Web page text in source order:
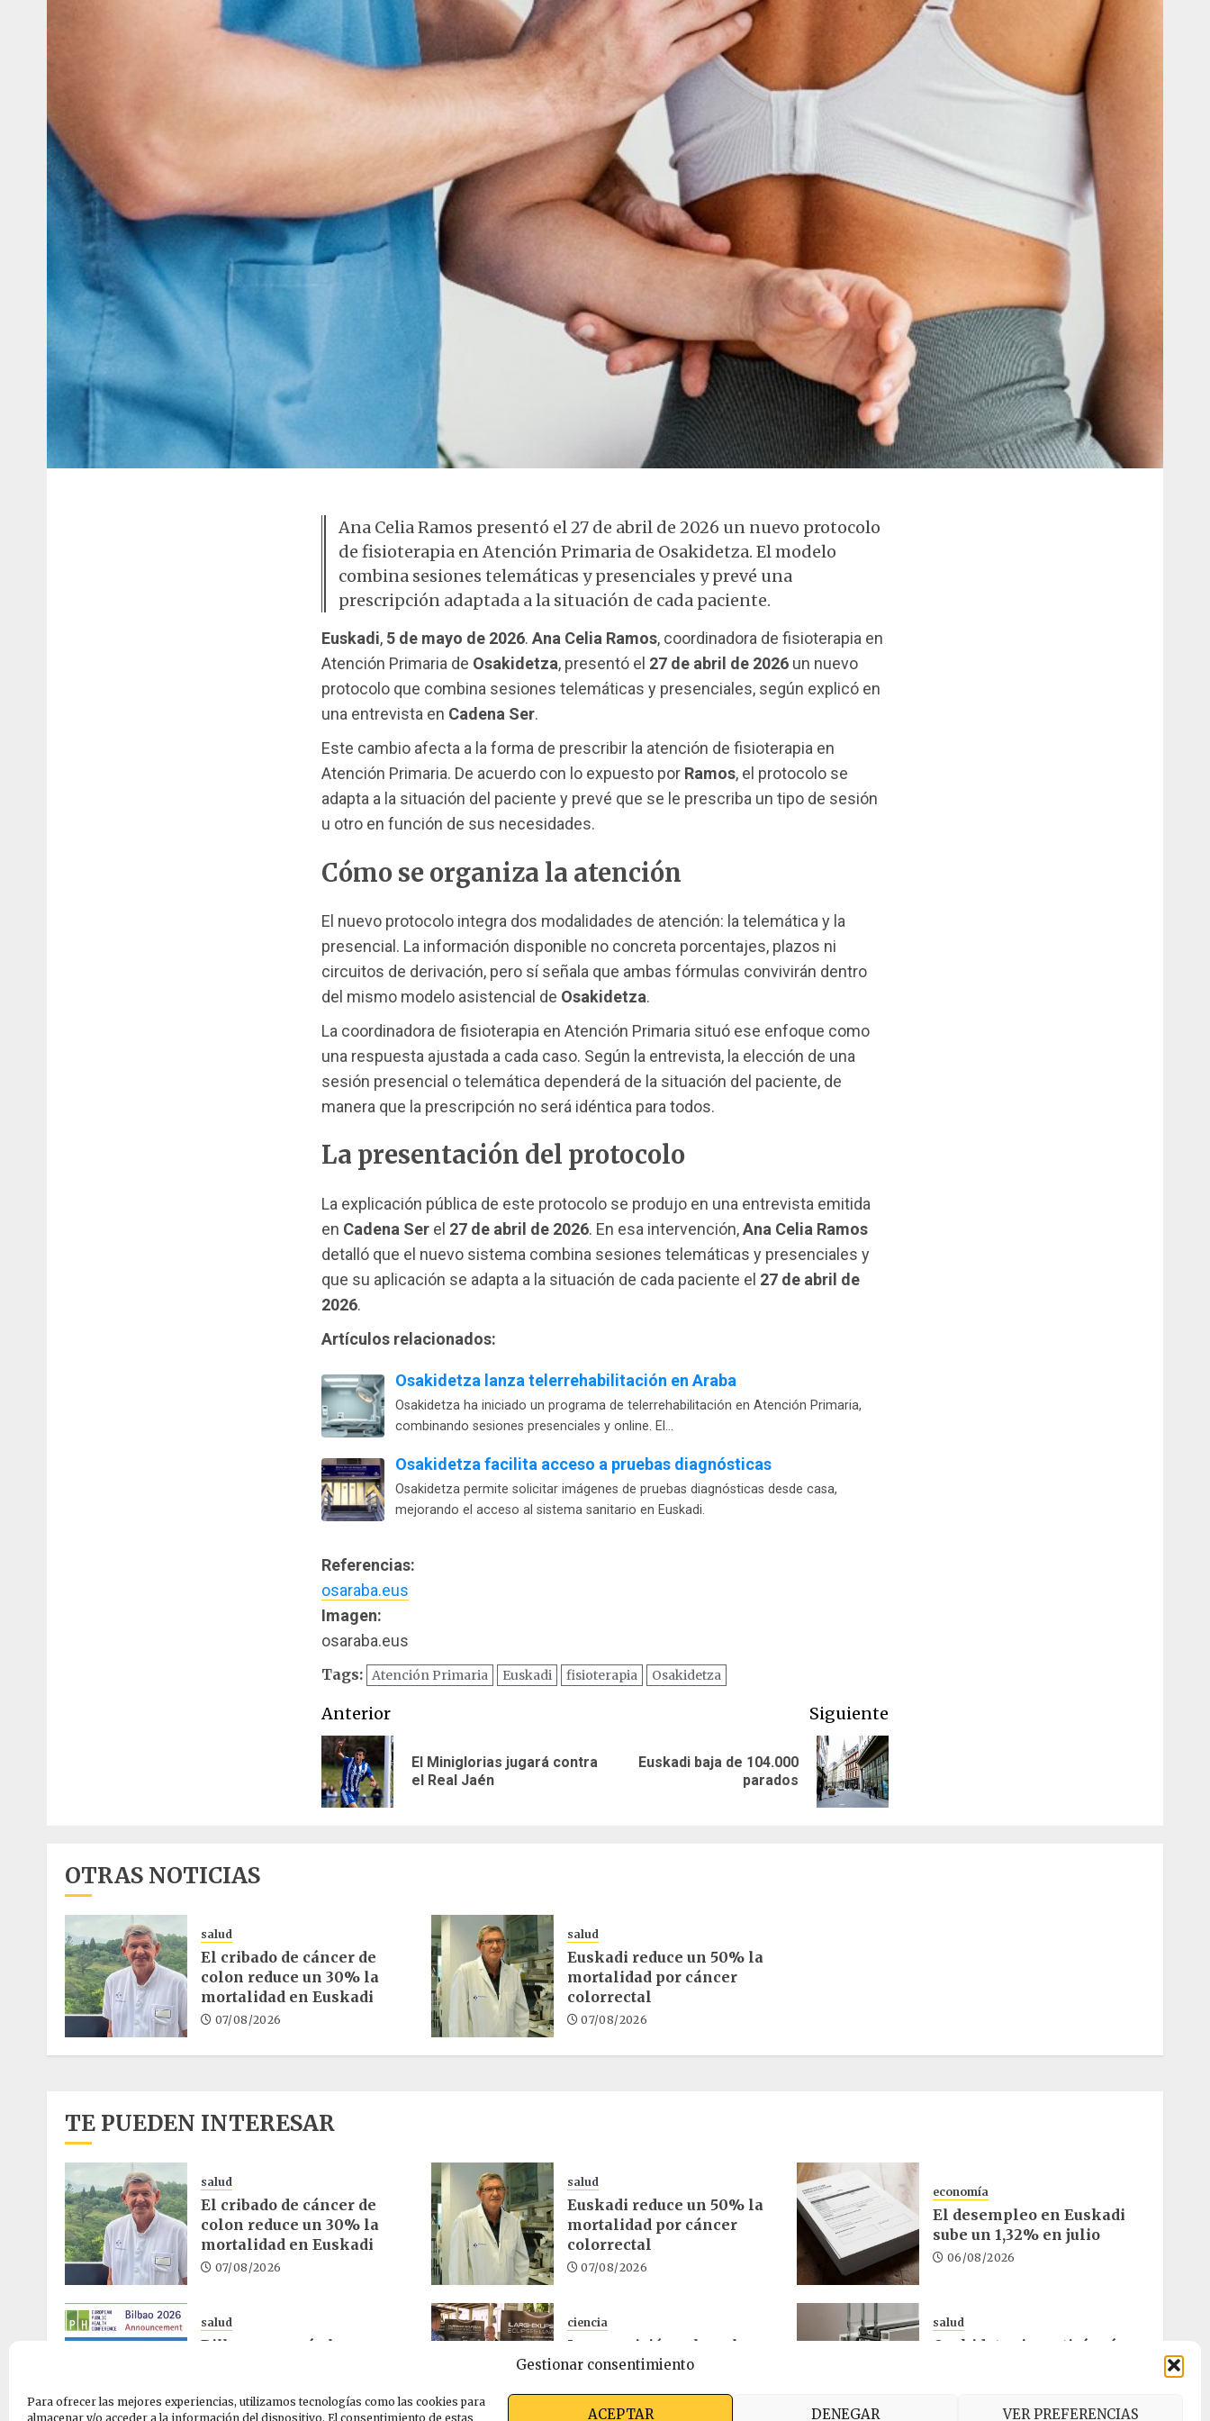
Gestionar consentimiento
Para ofrecer las mejores experiencias, utilizamos tecnologías como las cookies para
almacenar y/o acceder a la información del dispositivo. El consentimiento de estas
ACEPTAR DENEGAR VER PREFERENCIAS
Ana Celia Ramos presentó el 27 de abril de 2026 un nuevo protocolo
de fisioterapia en Atención Primaria de Osakidetza. El modelo
combina sesiones telemáticas y presenciales y prevé una
prescripción adaptada a la situación de cada paciente.
Euskadi, 5 de mayo de 2026. Ana Celia Ramos, coordinadora de fisioterapia en
Atención Primaria de Osakidetza, presentó el 27 de abril de 2026 un nuevo
protocolo que combina sesiones telemáticas y presenciales, según explicó en
una entrevista en Cadena Ser.
Este cambio afecta a la forma de prescribir la atención de fisioterapia en
Atención Primaria. De acuerdo con lo expuesto por Ramos, el protocolo se
adapta a la situación del paciente y prevé que se le prescriba un tipo de sesión
u otro en función de sus necesidades.
Cómo se organiza la atención
El nuevo protocolo integra dos modalidades de atención: la telemática y la
presencial. La información disponible no concreta porcentajes, plazos ni
circuitos de derivación, pero sí señala que ambas fórmulas convivirán dentro
del mismo modelo asistencial de Osakidetza.
La coordinadora de fisioterapia en Atención Primaria situó ese enfoque como
una respuesta ajustada a cada caso. Según la entrevista, la elección de una
sesión presencial o telemática dependerá de la situación del paciente, de
manera que la prescripción no será idéntica para todos.
La presentación del protocolo
La explicación pública de este protocolo se produjo en una entrevista emitida
en Cadena Ser el 27 de abril de 2026. En esa intervención,Ana Celia Ramos
detalló que el nuevo sistema combina sesiones telemáticas y presenciales y
que su aplicación se adapta a la situación de cada paciente el 27 de abril de
2026.
Artículos relacionados:
Osakidetza lanza telerrehabilitación en Araba
Osakidetza ha iniciado un programa de telerrehabilitación en Atención Primaria,
combinando sesiones presenciales y online. El…
Osakidetza facilita acceso a pruebas diagnósticas
Osakidetza permite solicitar imágenes de pruebas diagnósticas desde casa,
mejorando el acceso al sistema sanitario en Euskadi.
Referencias:
osaraba.eus
Imagen:
osaraba.eus
Tags: Atención Primaria Euskadi fisioterapia Osakidetza
Navegación
de
entradas
Anterior
Entrada
El Miniglorias jugará contra
el Real Jaén
Siguiente
Siguiente
Euskadi baja de 104.000
parados
OTRAS NOTICIAS
salud
El cribado de cáncer de
colon reduce un 30% la
mortalidad en Euskadi
07/08/2026
salud
Euskadi reduce un 50% la
mortalidad por cáncer
colorrectal
07/08/2026
TE PUEDEN INTERESAR
salud
El cribado de cáncer de
colon reduce un 30% la
mortalidad en Euskadi
07/08/2026
salud
Euskadi reduce un 50% la
mortalidad por cáncer
colorrectal
07/08/2026
economía
El desempleo en Euskadi
sube un 1,32% en julio
06/08/2026
salud
Bilbao acogerá el mayor
06/08/2026
ciencia
La exposición sobre el
eclipse concluye en
06/08/2026
salud
Osakidetza invertirá más
05/08/2026